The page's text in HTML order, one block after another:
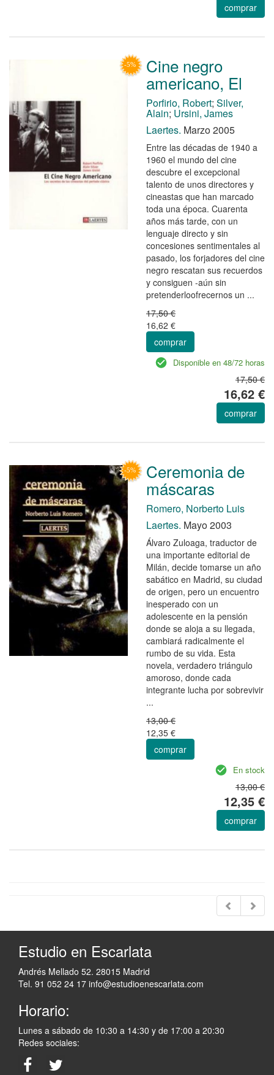
comprar
Cine negro
americano, El
Porfirio, Robert; Silver,
Alain; Ursini, James
Laertes. Marzo 2005
Entre las décadas de 1940 a
1960 el mundo del cine
descubre el excepcional
talento de unos directores y
cineastas que han marcado
toda una época. Cuarenta
años más tarde, con un
lenguaje directo y sin
concesiones sentimentales al
pasado, los forjadores del cine
negro rescatan sus recuerdos
y consiguen -aún sin
pretenderlo­ofrecernos un ...
17,50 €
16,62 €
comprar
Disponible en 48/72 horas
17,50 €
16,62 €
comprar
Ceremonia de
máscaras
Romero, Norberto Luis
Laertes. Mayo 2003
Álvaro Zuloaga, traductor de
una importante editorial de
Milán, decide tomarse un año
sabático en Madrid, su ciudad
de origen, pero un encuentro
inesperado con un
adolescente en la pensión
donde se aloja a su llegada,
cambiará radicalmente el
rumbo de su vida. Esta
novela, verdadero triángulo
amoroso, donde cada
integrante lucha por sobrevivir
...
13,00 €
12,35 €
comprar
En stock
13,00 €
12,35 €
comprar
Estudio en Escarlata
Andrés Mellado 52. 28015 Madrid
Tel. 91 052 24 17 info@estudioenescarlata.com
Horario:
Lunes a sábado de 10:30 a 14:30 y de 17:00 a 20:30
Redes sociales: